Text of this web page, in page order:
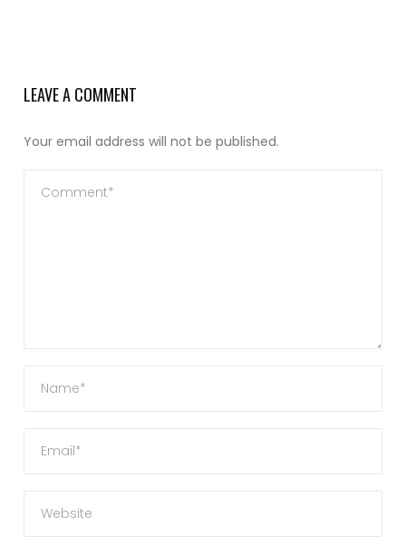
LEAVE A COMMENT
Your email address will not be published.